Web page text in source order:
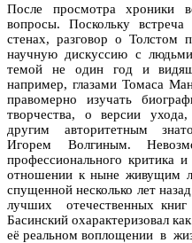
После просмотра хроники
вопросы. Поскольку встреча
стенах, разговор о Толстом
научную дискуссию с
темой не один год и
например, глазами Томаса
правомерно изучать
творчества, о версии
другим авторитетным
Игорем Волгиным.
профессионального критика
отношении к ныне живущим
спущенной несколько лет
лучших отечественных
Басинский охарактеризовал
её реальном воплощении в